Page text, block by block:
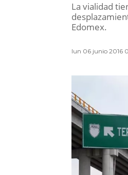
La vialidad
Edomex.
lun 06 junio 2016